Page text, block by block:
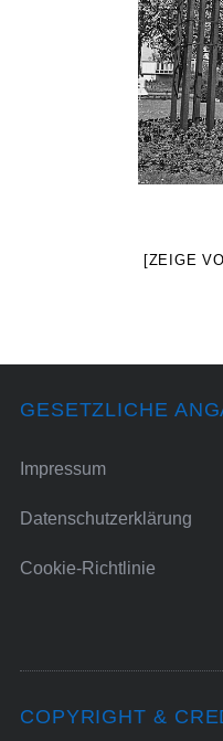
[ZEIGE
GESETZLICHE
Impressum
Datenschutzerklärung
Cookie-Richtlinie
COPYRIGHT &